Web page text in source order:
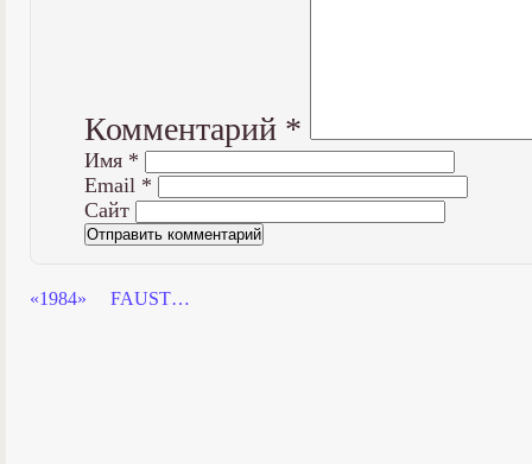
Комментарий *
Имя *
Email *
Сайт
«1984» FAUST…